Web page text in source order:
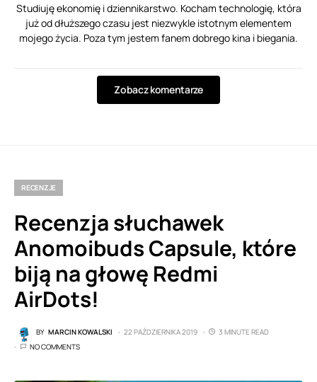
Studiuję ekonomię i dziennikarstwo. Kocham technologię, która
już od dłuższego czasu jest niezwykle istotnym elementem
mojego życia. Poza tym jestem fanem dobrego kina i biegania.
Zobacz komentarze
RECENZJE
Recenzja słuchawek
Anomoibuds Capsule, które
biją na głowę Redmi
AirDots!
BY MARCIN KOWALSKI 22 PAŹDZIERNIKA 2019
3 MINUTE READ
NO COMMENTS